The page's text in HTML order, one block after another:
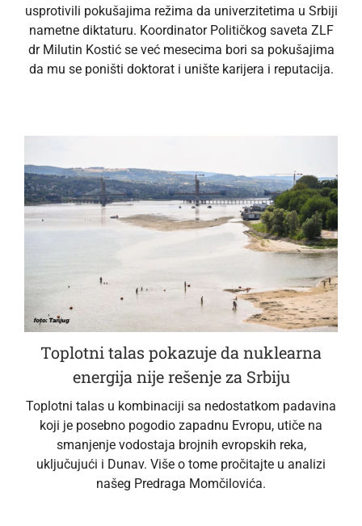
usprotivili pokušajima režima da univerzitetima u Srbiji
nametne diktaturu. Koordinator Političkog saveta ZLF
dr Milutin Kostić se već mesecima bori sa pokušajima
da mu se poništi doktorat i unište karijera i reputacija.
Toplotni talas pokazuje da nuklearna
energija nije rešenje za Srbiju
Toplotni talas u kombinaciji sa nedostatkom padavina
koji je posebno pogodio zapadnu Evropu, utiče na
smanjenje vodostaja brojnih evropskih reka,
uključujući i Dunav. Više o tome pročitajte u analizi
našeg Predraga Momčilovića.